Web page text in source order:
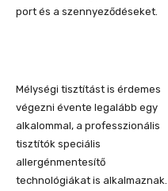
port és a szennyeződéseket.
Mélységi tisztítást is érdemes
végezni évente legalább egy
alkalommal, a professzionális
tisztítók speciális
allergénmentesítő
technológiákat is alkalmaznak.